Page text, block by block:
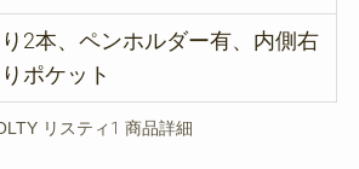
り2本、ペンホルダー有、内側右
ポケット
リスティ1 商品詳細